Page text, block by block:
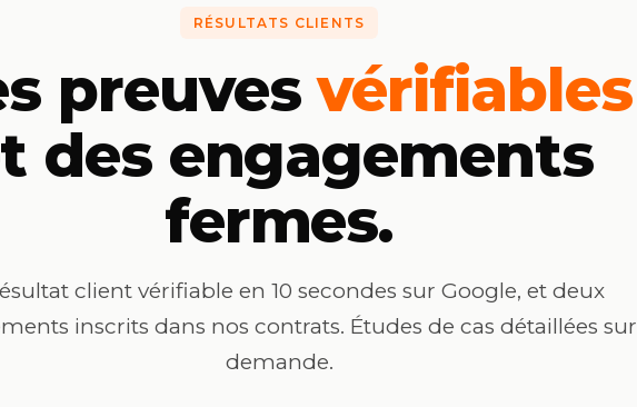
RÉSULTATS CLIENTS
preuvesvérifiables
des engagements
fermes.
client vérifiable en 10 secondes sur Google, et deux
inscrits dans nos contrats. Études de cas détaillées sur
demande.